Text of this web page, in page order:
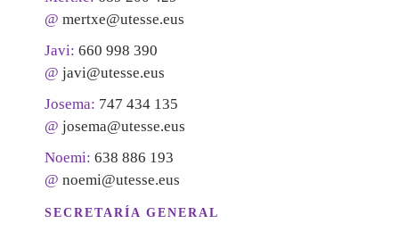
@ mertxe@utesse.eus
Javi: 660 998 390
@ javi@utesse.eus
Josema: 747 434 135
@ josema@utesse.eus
Noemi: 638 886 193
@ noemi@utesse.eus
SECRETARÍA GENERAL